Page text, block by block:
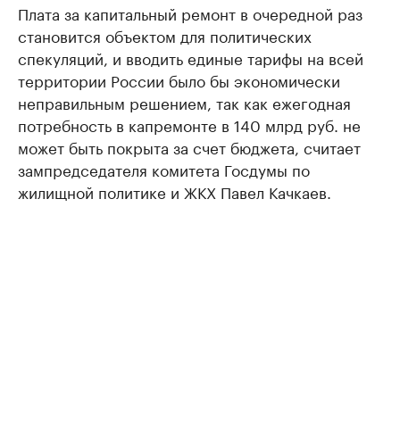
Плата за капитальный ремонт в очередной раз
становится объектом для политических
спекуляций, и вводить единые тарифы на всей
территории России было бы экономически
неправильным решением, так как ежегодная
потребность в капремонте в 140 млрд руб. не
может быть покрыта за счет бюджета, считает
зампредседателя комитета Госдумы по
жилищной политике и ЖКХ Павел Качкаев.